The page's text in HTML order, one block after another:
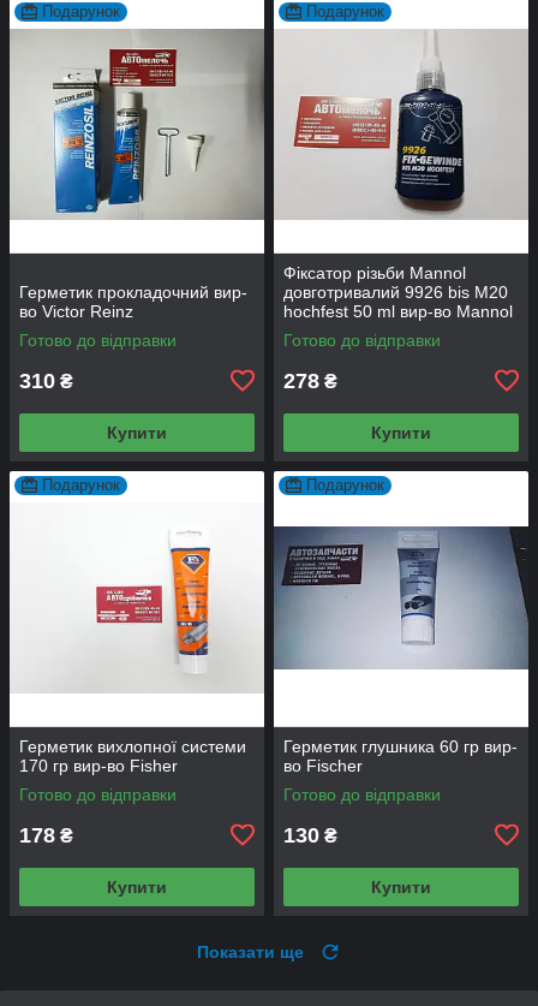
Подарунок
Герметик прокладочний вир-
во Victor Reinz
Готово до відправки
310 ₴
Купити
Подарунок
Фіксатор різьби Mannol
довготривалий 9926 bis M20
hochfest 50 ml вир-во Mannol
Готово до відправки
278 ₴
Купити
Подарунок
Герметик вихлопної системи
170 гр вир-во Fisher
Готово до відправки
178 ₴
Купити
Подарунок
Герметик глушника 60 гр вир-
во Fischer
Готово до відправки
130 ₴
Купити
Показати ще